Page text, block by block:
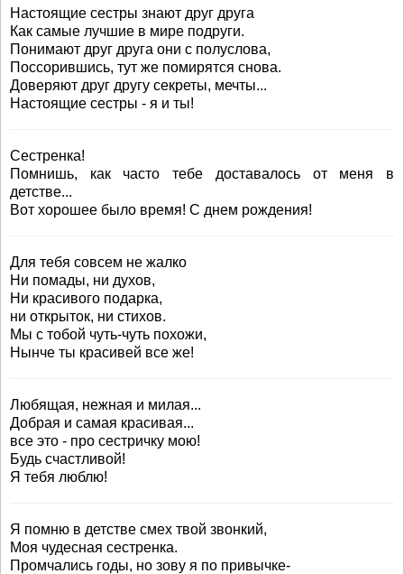
Настоящие сестры знают друг друга
Как самые лучшие в мире подруги.
Понимают друг друга они с полуслова,
Поссорившись, тут же помирятся снова.
Доверяют друг другу секреты, мечты...
Настоящие сестры - я и ты!
Сестренка!
Помнишь, как часто тебе доставалось от меня в
детстве...
Вот хорошее было время! С днем рождения!
Для тебя совсем не жалко
Ни помады, ни духов,
Ни красивого подарка,
ни открыток, ни стихов.
Мы с тобой чуть-чуть похожи,
Нынче ты красивей все же!
Любящая, нежная и милая...
Добрая и самая красивая...
все это - про сестричку мою!
Будь счастливой!
Я тебя люблю!
Я помню в детстве смех твой звонкий,
Моя чудесная сестренка.
Промчались годы, но зову я по привычке-